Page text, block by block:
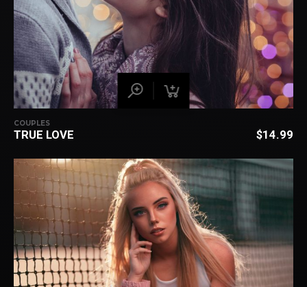
COUPLES
TRUE LOVE $14.99